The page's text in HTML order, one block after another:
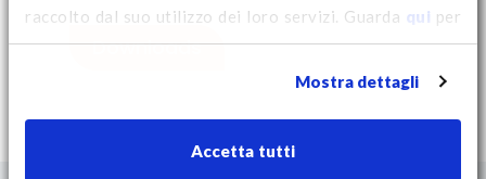
raccolto dal suo utilizzo dei loro servizi. Guarda qui per
ulteriori informazioni sui cookie e per modificare il tuo
Mostra dettagli
Accetta tutti
Downloads